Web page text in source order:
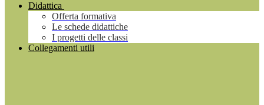
Didattica
Offerta formativa
Le schede didattiche
I progetti delle classi
Collegamenti utili